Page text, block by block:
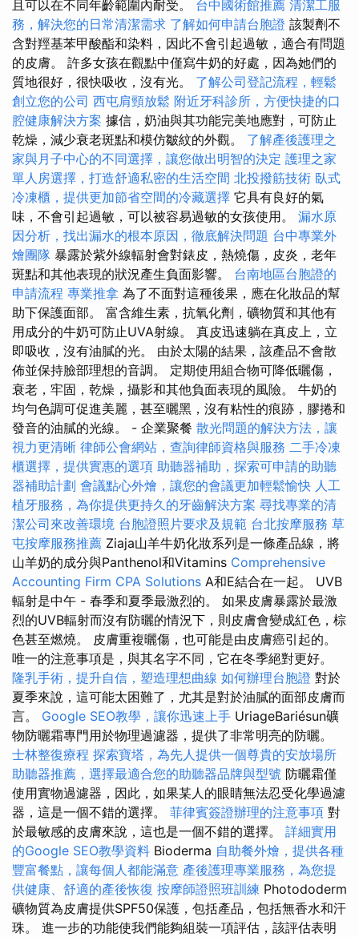
且可以在不同年齡範圍內耐受。 台中國術館推薦 清潔工服
務，解決您的日常清潔需求 了解如何申請台胞證 該製劑不
含對羥基苯甲酸酯和染料，因此不會引起過敏，適合有問題
的皮膚。 許多女孩在觀點中僅寫牛奶的好處，因為她們的
質地很好，很快吸收，沒有光。 了解公司登記流程，輕鬆
創立您的公司 西屯肩頸放鬆 附近牙科診所，方便快捷的口
腔健康解決方案 據信，奶油與其功能完美地應對，可防止
乾燥，減少衰老斑點和模仿皺紋的外觀。 了解產後護理之
家與月子中心的不同選擇，讓您做出明智的決定 護理之家
單人房選擇，打造舒適私密的生活空間 北投撥筋技術 臥式
冷凍櫃，提供更加節省空間的冷藏選擇 它具有良好的氣
味，不會引起過敏，可以被容易過敏的女孩使用。 漏水原
因分析，找出漏水的根本原因，徹底解決問題 台中專業外
燴團隊 暴露於紫外線輻射會對錶皮，熱燒傷，皮炎，老年
斑點和其他表現的狀況產生負面影響。 台南地區台胞證的
申請流程 專業推拿 為了不面對這種後果，應在化妝品的幫
助下保護面部。 富含維生素，抗氧化劑，礦物質和其他有
用成分的牛奶可防止UVA射線。 真皮迅速躺在真皮上，立
即吸收，沒有油膩的光。 由於太陽的結果，該產品不會散
佈並保持臉部理想的音調。 定期使用組合物可降低曬傷，
衰老，牢固，乾燥，攝影和其他負面表現的風險。 牛奶的
均勻色調可促進美麗，甚至曬黑，沒有粘性的痕跡，膠捲和
發音的油膩的光線。 - 企業聚餐 散光問題的解決方法，讓
視力更清晰 律師公會網站，查詢律師資格與服務 二手冷凍
櫃選擇，提供實惠的選項 助聽器補助，探索可申請的助聽
器補助計劃 會議點心外燴，讓您的會議更加輕鬆愉快 人工
植牙服務，為你提供更持久的牙齒解決方案 尋找專業的清
潔公司來改善環境 台胞證照片要求及規範 台北按摩服務 草
屯按摩服務推薦 Ziaja山羊牛奶化妝系列是一條產品線，將
山羊奶的成分與Panthenol和Vitamins Comprehensive
Accounting Firm CPA Solutions A和E結合在一起。 UVB
輻射是中午 - 春季和夏季最激烈的。 如果皮膚暴露於最激
烈的UVB輻射而沒有防曬的情況下，則皮膚會變成紅色，棕
色甚至燃燒。 皮膚重複曬傷，也可能是由皮膚癌引起的。
唯一的注意事項是，與其名字不同，它在冬季絕對更好。
隆乳手術，提升自信，塑造理想曲線 如何辦理台胞證 對於
夏季來說，這可能太困難了，尤其是對於油膩的面部皮膚而
言。 Google SEO教學，讓你迅速上手 UriageBariésun礦
物防曬霜專門用於物理過濾器，提供了非常明亮的防曬。
士林整復療程 探索寶塔，為先人提供一個尊貴的安放場所
助聽器推薦，選擇最適合您的助聽器品牌與型號 防曬霜僅
使用實物過濾器，因此，如果某人的眼睛無法忍受化學過濾
器，這是一個不錯的選擇。 菲律賓簽證辦理的注意事項 對
於最敏感的皮膚來說，這也是一個不錯的選擇。 詳細實用
的Google SEO教學資料 Bioderma 自助餐外燴，提供各種
豐富餐點，讓每個人都能滿意 產後護理專業服務，為您提
供健康、舒適的產後恢復 按摩師證照班訓練 Photododerm
礦物質為皮膚提供SPF50保護，包括產品，包括無香水和汗
珠。 進一步的功能使我們能夠組裝一項評估，該評估表明